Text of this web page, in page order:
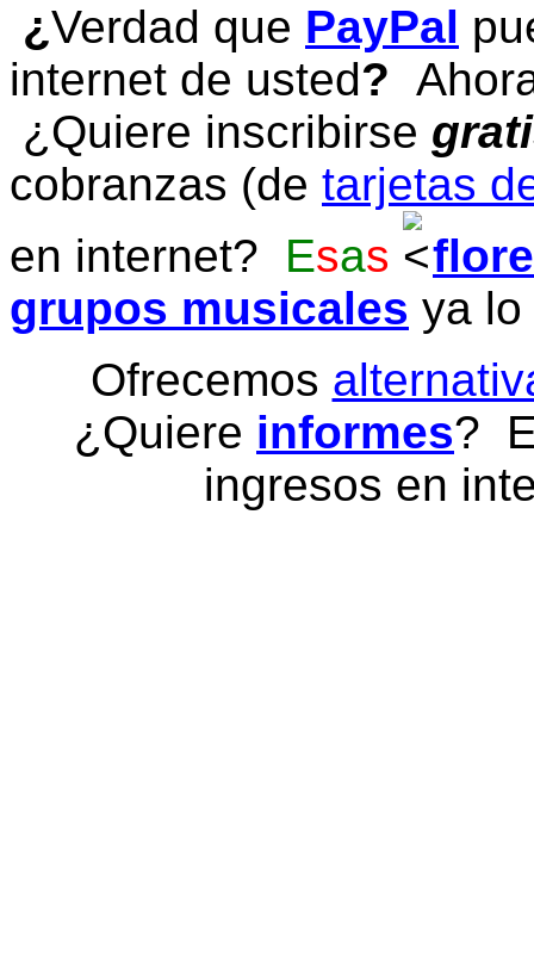
¿Verdad que PayPal
internet de usted?
¿Quiere inscribirse
cobranzas (de tarjetas
en internet? Esas
grupos musicales ya
Ofrecemos
¿Quiere informes?
ingresos en